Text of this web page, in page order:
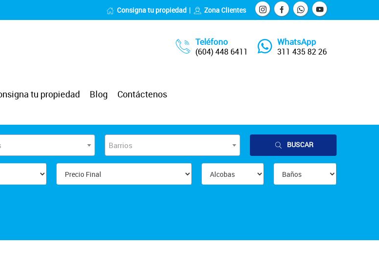
Consigna tu propiedad Zona Clientes
Teléfono
(604) 448 6411
WhatsApp
311 435 82 26
tu propiedad Blog Contáctenos
Barrios BUSCAR